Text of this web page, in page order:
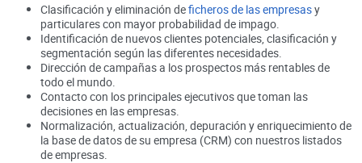
Clasificación y eliminación deficheros de las empresasy
particulares con mayor probabilidad de impago.
Identificación de nuevos clientes potenciales, clasificación y
segmentación según las diferentes necesidades.
Dirección de campañas a los prospectos más rentables de
todo el mundo.
Contacto con los principales ejecutivos que toman las
decisiones en las empresas.
Normalización, actualización, depuración y enriquecimiento de
la base de datos de su empresa (CRM) con nuestros listados
de empresas.